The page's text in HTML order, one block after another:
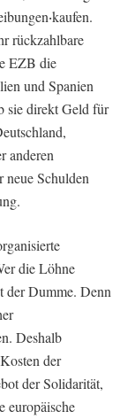
rückzahlbare
EZB die
und Spanien
sie direkt Geld für
anderen
neue Schulden
die Löhne
der Dumme. Denn
Deshalb
der
der Solidarität,
europäische